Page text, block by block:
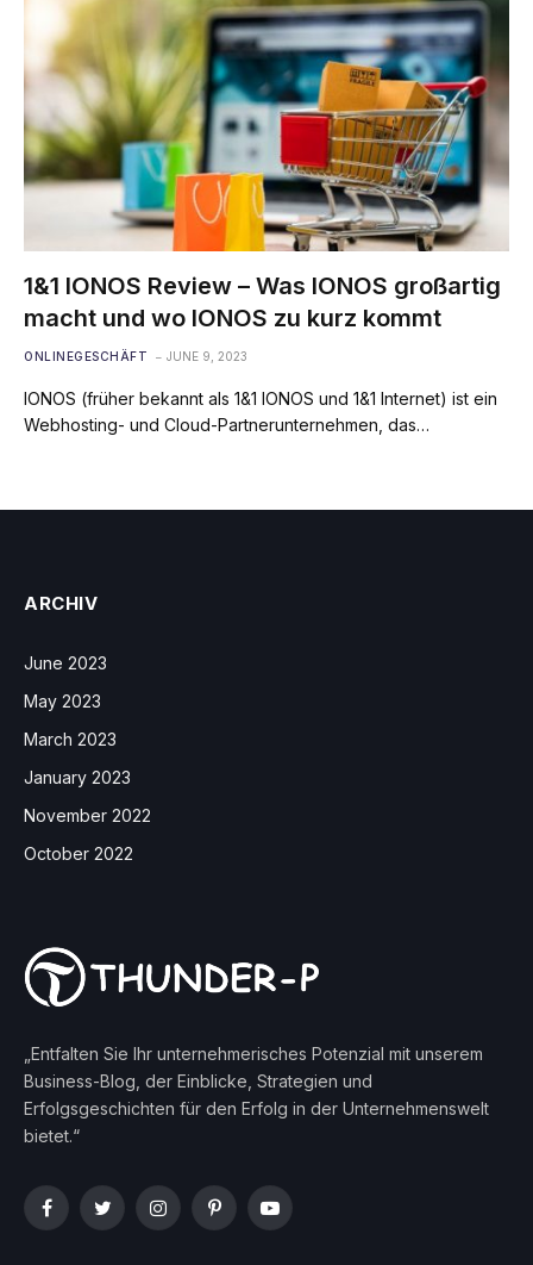
1&1 IONOS Review – Was IONOS großartig
macht und wo IONOS zu kurz kommt
ONLINEGESCHÄFT JUNE 9, 2023
IONOS (früher bekannt als 1&1 IONOS und 1&1 Internet) ist ein
Webhosting- und Cloud-Partnerunternehmen, das…
ARCHIV
June 2023
May 2023
March 2023
January 2023
November 2022
October 2022
„Entfalten Sie Ihr unternehmerisches Potenzial mit unserem
Business-Blog, der Einblicke, Strategien und
Erfolgsgeschichten für den Erfolg in der Unternehmenswelt
bietet.“
FacebookTwitterInstagramPinterestYouTube